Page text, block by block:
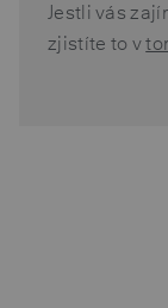
Jestli vás
zjistíte to v